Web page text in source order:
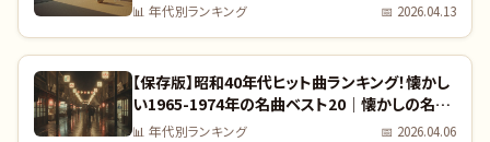
📊 年代別ランキング 📅 2026.04.13
【保存版】昭和40年代ヒット曲ランキング！懐かし
い1965-1974年の名曲ベスト20｜懐かしの名曲
完全リスト
📊 年代別ランキング 📅 2026.04.06